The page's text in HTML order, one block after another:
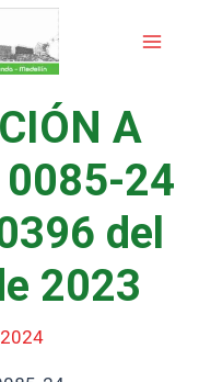
A
0085-24
del
2023